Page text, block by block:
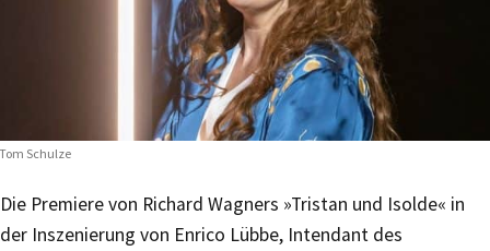
Schulze
Die Premiere von Richard Wagners »Tristan und Isolde« in
der Inszenierung von Enrico Lübbe, Intendant des